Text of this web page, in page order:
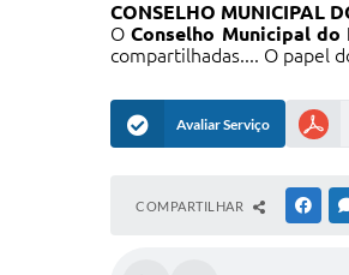
CONSELHO MUNICIPAL
OConselho Municipal do
compartilhadas.... O papel
Avaliar Serviço
COMPARTILHAR